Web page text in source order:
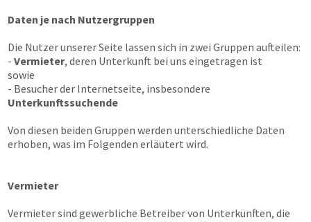
Daten je nach Nutzergruppen
Die Nutzer unserer Seite lassen sich in zwei Gruppen aufteilen:
- Vermieter, deren Unterkunft bei uns eingetragen ist
sowie
- Besucher der Internetseite, insbesondere
Unterkunftssuchende
Von diesen beiden Gruppen werden unterschiedliche Daten
erhoben, was im Folgenden erläutert wird.
Vermieter
Vermieter sind gewerbliche Betreiber von Unterkünften, die